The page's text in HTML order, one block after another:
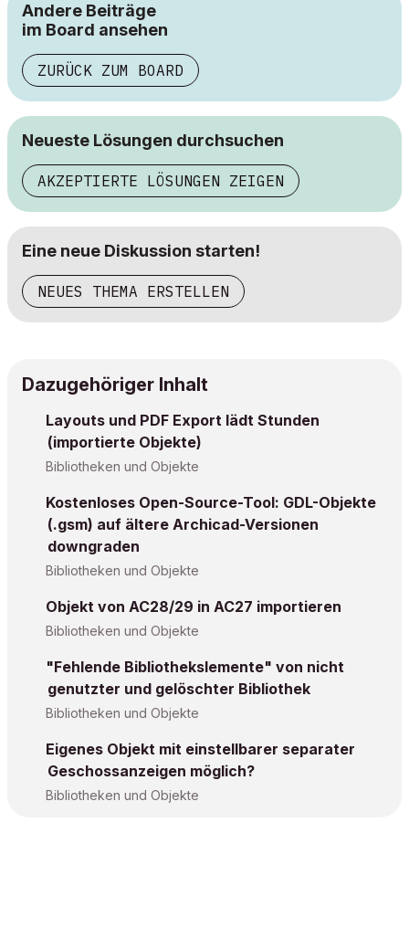
Andere Beiträge
im Board ansehen
ZURÜCK ZUM BOARD
Neueste Lösungen durchsuchen
AKZEPTIERTE LÖSUNGEN ZEIGEN
Eine neue Diskussion starten!
NEUES THEMA ERSTELLEN
Dazugehöriger Inhalt
Layouts und PDF Export lädt Stunden
(importierte Objekte)
Bibliotheken und Objekte
Kostenloses Open-Source-Tool: GDL-Objekte
(.gsm) auf ältere Archicad-Versionen
downgraden
Bibliotheken und Objekte
Objekt von AC28/29 in AC27 importieren
Bibliotheken und Objekte
"Fehlende Bibliothekslemente" von nicht
genutzter und gelöschter Bibliothek
Bibliotheken und Objekte
Eigenes Objekt mit einstellbarer separater
Geschossanzeigen möglich?
Bibliotheken und Objekte